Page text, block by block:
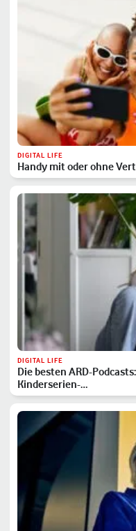
DIGITAL LIFE
Handy mit oder ohne
DIGITAL LIFE
Die besten ARD-
Kinderserien-…